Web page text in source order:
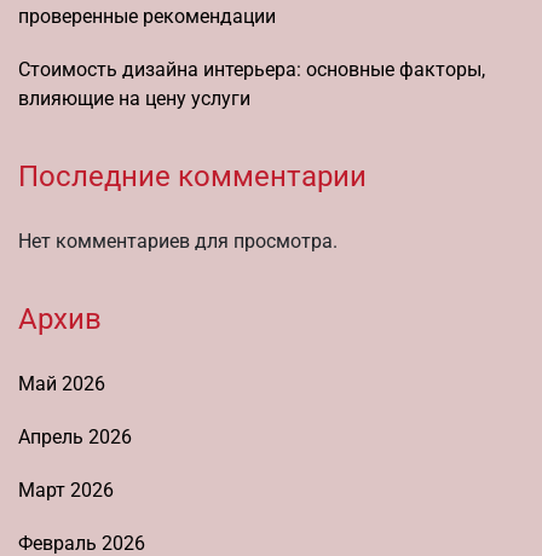
проверенные рекомендации
Стоимость дизайна интерьера: основные факторы,
влияющие на цену услуги
Последние комментарии
Нет комментариев для просмотра.
Архив
Май 2026
Апрель 2026
Март 2026
Февраль 2026